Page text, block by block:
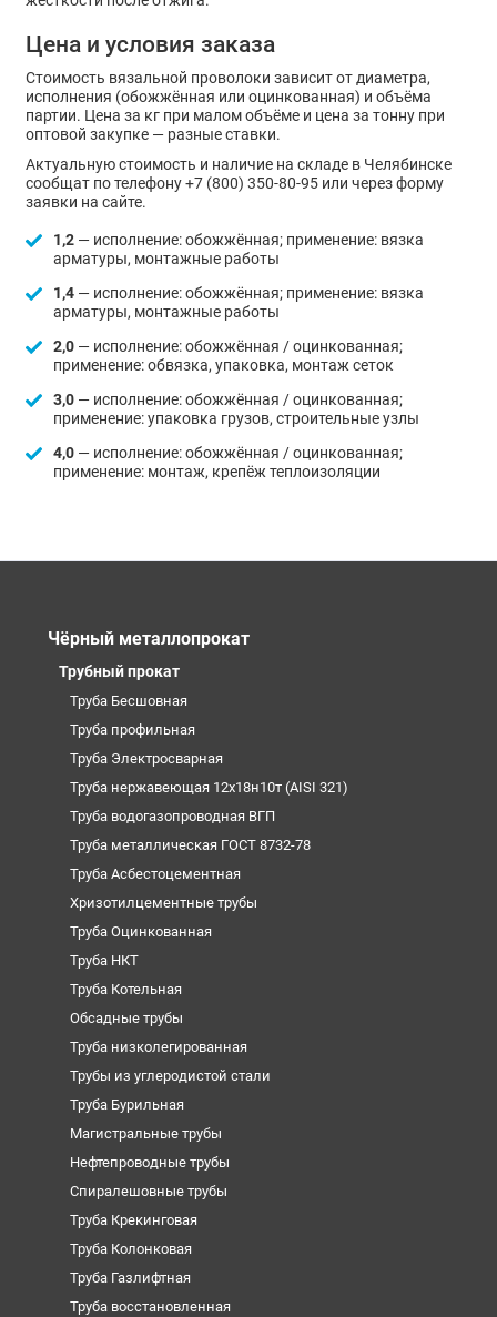
Цена и условия заказа
Стоимость вязальной проволоки зависит от диаметра,
исполнения (обожжённая или оцинкованная) и объёма
партии. Цена за кг при малом объёме и цена за тонну при
оптовой закупке — разные ставки.
Актуальную стоимость и наличие на складе в Челябинске
сообщат по телефону +7 (800) 350-80-95 или через форму
заявки на сайте.
1,2— исполнение: обожжённая; применение: вязка
арматуры, монтажные работы
1,4— исполнение: обожжённая; применение: вязка
арматуры, монтажные работы
2,0— исполнение: обожжённая / оцинкованная;
применение: обвязка, упаковка, монтаж сеток
3,0— исполнение: обожжённая / оцинкованная;
применение: упаковка грузов, строительные узлы
4,0— исполнение: обожжённая / оцинкованная;
применение: монтаж, крепёж теплоизоляции
Чёрный металлопрокат
Трубный прокат
Труба Бесшовная
Труба профильная
Труба Электросварная
Труба нержавеющая 12х18н10т (AISI 321)
Труба водогазопроводная ВГП
Труба металлическая ГОСТ 8732-78
Труба Асбестоцементная
Хризотилцементные трубы
Труба Оцинкованная
Труба НКТ
Труба Котельная
Обсадные трубы
Труба низколегированная
Трубы из углеродистой стали
Труба Бурильная
Магистральные трубы
Нефтепроводные трубы
Спиралешовные трубы
Труба Крекинговая
Труба Колонковая
Труба Газлифтная
Труба восстановленная